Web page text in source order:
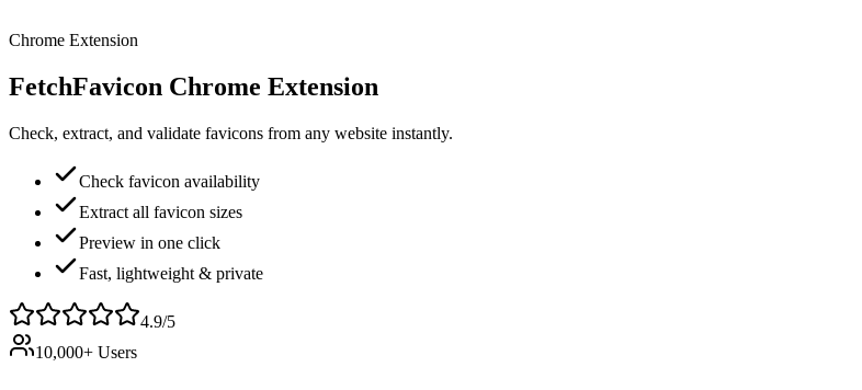
Chrome Extension
FetchFavicon Chrome Extension
Check, extract, and validate favicons from any website instantly.
Check favicon availability
Extract all favicon sizes
Preview in one click
Fast, lightweight & private
4.9/5
10,000+ Users